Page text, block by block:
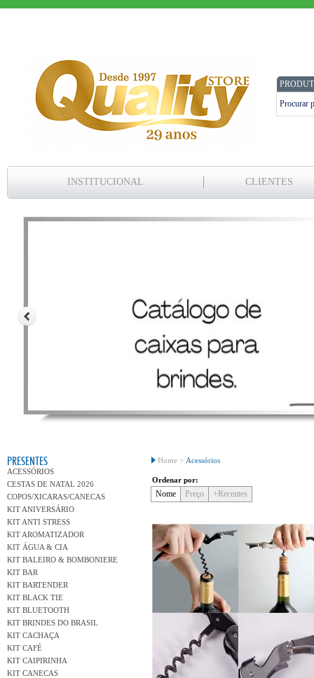
INSTITUCIONAL CLIENTES
PRESENTES
ACESSÓRIOS
CESTAS DE NATAL 2026
COPOS/XICARAS/CANECAS
KIT ANIVERSÁRIO
KIT ANTI STRESS
KIT AROMATIZADOR
KIT ÁGUA & CIA
KIT BALEIRO & BOMBONIERE
KIT BAR
KIT BARTENDER
KIT BLACK TIE
KIT BLUETOOTH
KIT BRINDES DO BRASIL
KIT CACHAÇA
KIT CAFÉ
KIT CAIPIRINHA
KIT CANECAS
Home > Acessórios
Ordenar por:
Nome Preço +Recentes